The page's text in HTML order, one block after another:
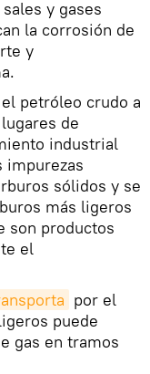
y gases
la corrosión de
y
petróleo crudo a
de
industrial
impurezas
sólidos y se
más ligeros
son productos
el
por el
puede
gas en tramos